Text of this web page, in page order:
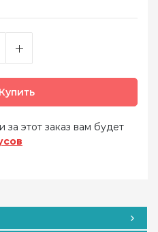
Купить
за этот заказ вам будет